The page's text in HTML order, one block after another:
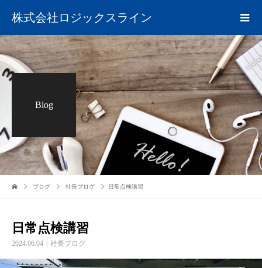
株式会社ロジックスライン
Blog
ブログ 社長ブログ 日常点検講習
日常点検講習
2024.06.04 社長ブログ